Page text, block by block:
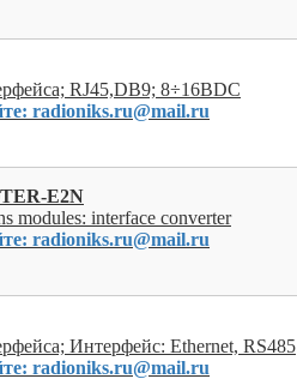
RJ45,DB9; 8÷16ВDC
radioniks.ru@mail.ru
E2N
modules: interface converter
radioniks.ru@mail.ru
Интерфейс: Ethernet, RS485
radioniks.ru@mail.ru